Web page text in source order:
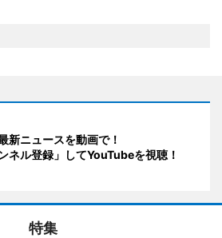
新ニュースを動画で！
ネル登録」してYouTubeを視聴！
特集